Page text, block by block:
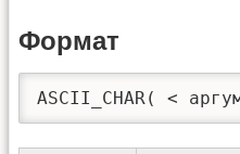
Формат
ASCII_CHAR( <